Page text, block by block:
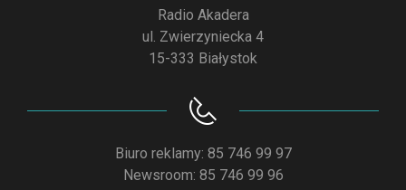
Radio Akadera
ul. Zwierzyniecka 4
15-333 Białystok
Biuro reklamy: 85 746 99 97
Newsroom: 85 746 99 96